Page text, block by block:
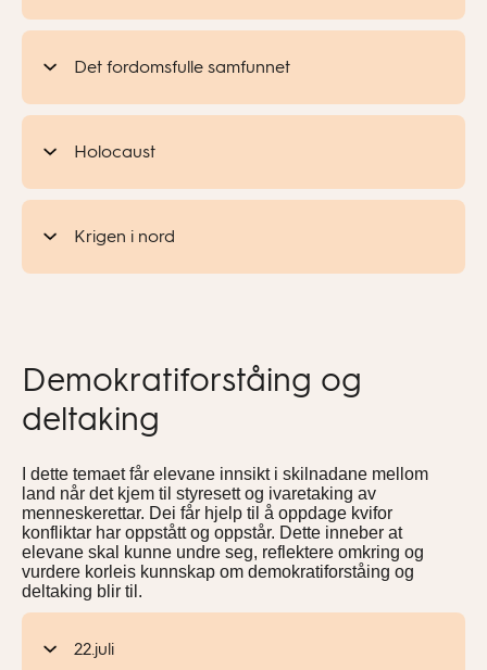
Det fordomsfulle samfunnet
Holocaust
Krigen i nord
Demokratiforståing og
deltaking
I dette temaet får elevane innsikt i skilnadane mellom
land når det kjem til styresett og ivaretaking av
menneskerettar. Dei får hjelp til å oppdage kvifor
konfliktar har oppstått og oppstår. Dette inneber at
elevane skal kunne undre seg, reflektere omkring og
vurdere korleis kunnskap om demokratiforståing og
deltaking blir til.
22.juli